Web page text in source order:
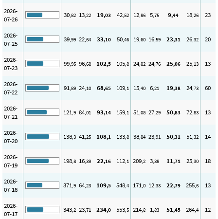
2026-
07-26
30,82 13,22 19,03 42,52 12,86 5,75 9,44 18,26 23
2026-
07-25
39,99 22,64 33,10 50,46 19,60 16,59 23,31 26,32 20
2026-
07-23
99,95 96,68 102,5 105,8 24,82 24,76 25,06 25,13 13
2026-
07-22
91,89 24,10 68,65 109,1 15,40 6,21 19,38 24,73 60
2026-
07-21
121,9 84,01 93,14 159,1 51,08 27,29 50,83 72,83 13
2026-
07-20
138,3 41,25 108,1 133,8 38,84 23,91 50,31 51,32 14
2026-
07-19
198,8 16,39 22,16 112,1 209,2 3,38 11,71 25,30 18
2026-
07-18
371,9 64,23 109,5 548,4 171,0 12,33 22,79 255,6 13
2026-
07-17
343,2 23,71 234,0 553,5 214,8 1,83 51,45 264,4 12